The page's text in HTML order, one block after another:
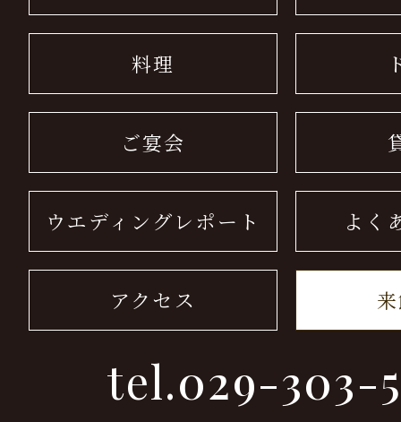
料理
ご宴会
ウエディングレポート よく
アクセス
tel.029-303-